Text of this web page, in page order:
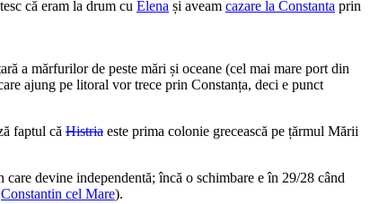
că eram la drum cu Elena și aveam cazare la Constanta prin
a mărfurilor de peste mări și oceane (cel mai mare port din
ajung pe litoral vor trece prin Constanța, deci e punct
faptul că Histria este prima colonie grecească pe țărmul Mării
devine independentă; încă o schimbare e în 29/28 când
Constantin cel Mare).